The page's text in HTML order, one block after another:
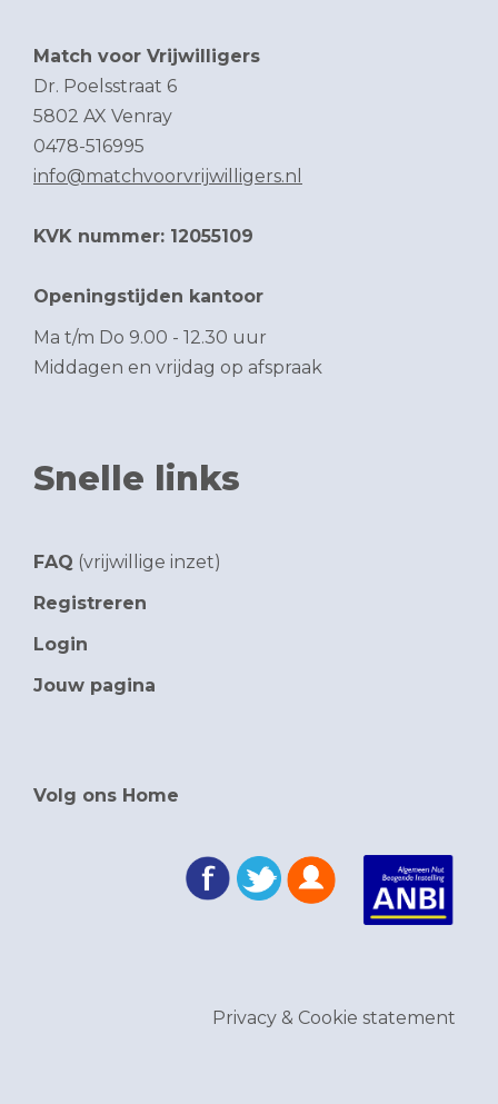
Match voor Vrijwilligers
Dr. Poelsstraat 6
5802 AX Venray
0478-516995
info@matchvoorvrijwilligers.nl
KVK nummer: 12055109
Openingstijden kantoor
Ma t/m Do 9.00 - 12.30 uur
Middagen en vrijdag op afspraak
Snelle links
FAQ (vrijwillige inzet)
Registreren
Login
Jouw pagina
Volg ons Home
Privacy & Cookie statement